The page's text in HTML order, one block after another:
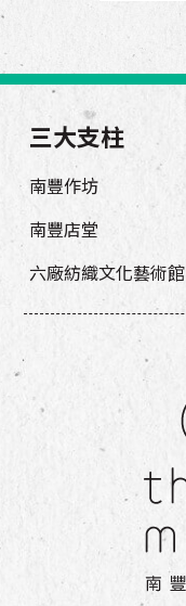
三大支柱
南豐作坊
南豐店堂
六廠紡織文化藝術館